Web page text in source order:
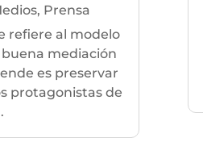
, Prensa
refiere al modelo
mediación
es preservar
protagonistas de